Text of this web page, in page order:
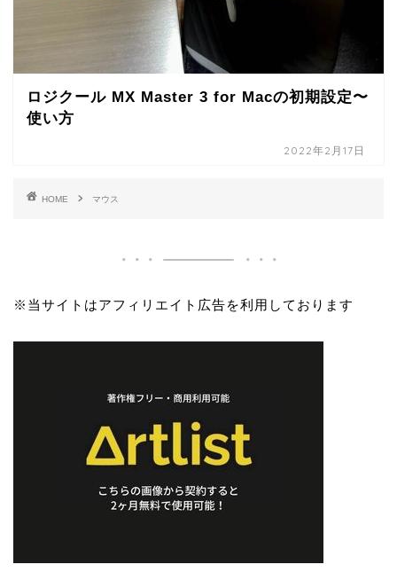
ロジクール MX Master 3 for Macの初期設定〜
使い方
2022年2月17日
HOME マウス
※当サイトはアフィリエイト広告を利用しております